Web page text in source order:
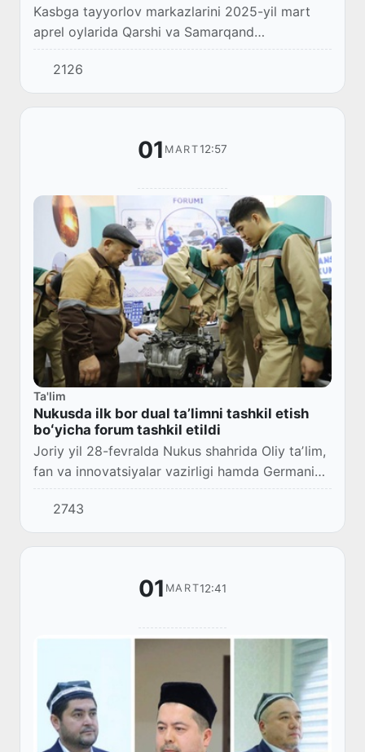
Kasbga tayyorlov markazlarini 2025-yil mart
aprel oylarida Qarshi va Samarqand
shaharlarida ochilishi mumkin.
2126
01 MART12:57
Ta'lim
Nukusda ilk bor dual taʼlimni tashkil etish
boʻyicha forum tashkil etildi
Joriy yil 28-fevralda Nukus shahrida Oliy taʼlim,
fan va innovatsiyalar vazirligi hamda Germaniya
xalqaro hamkorlik jamiyati (GIZ) bilan
hamkorlikda “Dual taʼlimni tashkil etishnin...
2743
01 MART12:41